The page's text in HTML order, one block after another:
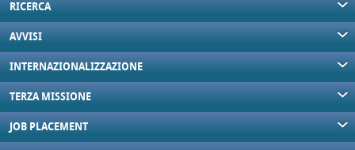
RICERCA
AVVISI
INTERNAZIONALIZZAZIONE
TERZA MISSIONE
JOB PLACEMENT